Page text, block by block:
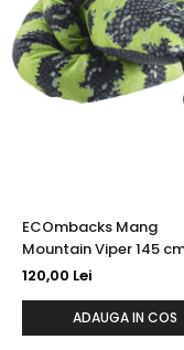
ECOmbacks Mang
Mountain Viper 145
120,00 Lei
ADAUGA IN COS